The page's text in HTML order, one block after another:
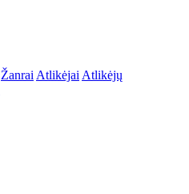
Žanrai Atlikėjai Atlikėjų